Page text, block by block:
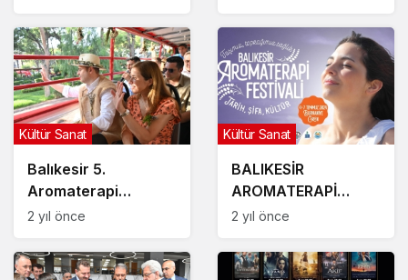
Balıkesir 5.
Aromaterapi
Festivali kapılarını
Kültür Sanat
2 yıl önce
BALIKESİR
AROMATERAPİ
FESTİVALİ’NDE
Kültür Sanat
2 yıl önce